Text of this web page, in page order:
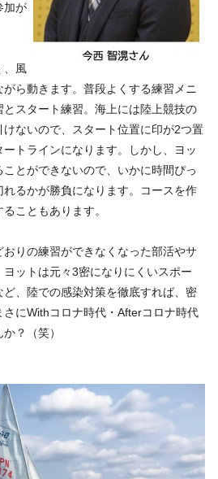
加が
、風
ら動きます。普段よくする練習メニ
スタート練習。海上には陸上競技の
ないので、スタート位置に印が2つ置
トラインになります。しかし、ヨッ
ことができないので、いかに時間ぴっ
るかが勝負になります。コースを作
こともあります。
りの練習ができなくなった部活やサ
ットは元々3密になりにくいスポー
、陸での感染対策を徹底すれば、密
にWithコロナ時代・Afterコロナ時代
？（笑）